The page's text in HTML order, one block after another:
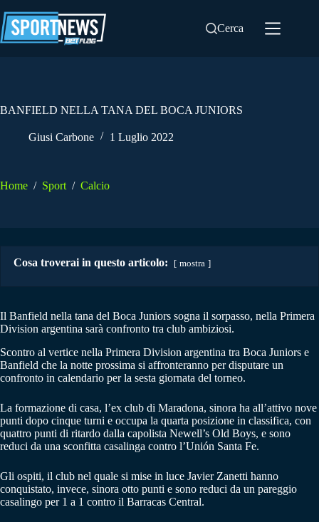
al
contenuto
Cerca
BANFIELD NELLA TANA DEL BOCA JUNIORS
Giusi Carbone 1 Luglio 2022
Home / Sport / Calcio
Cosa troverai in questo articolo: mostra
Il Banfield nella tana del Boca Juniors sogna il sorpasso, nella Primera
Division argentina sarà confronto tra club ambiziosi.
Scontro al vertice nella Primera Division argentina tra Boca Juniors e
Banfield che la notte prossima si affronteranno per disputare un
confronto in calendario per la sesta giornata del torneo.
La formazione di casa, l’ex club di Maradona, sinora ha all’attivo nove
punti dopo cinque turni e occupa la quarta posizione in classifica, con
quattro punti di ritardo dalla capolista Newell’s Old Boys, e sono
reduci da una sconfitta casalinga contro l’Unión Santa Fe.
Gli ospiti, il club nel quale si mise in luce Javier Zanetti hanno
conquistato, invece, sinora otto punti e sono reduci da un pareggio
casalingo per 1 a 1 contro il Barracas Central.